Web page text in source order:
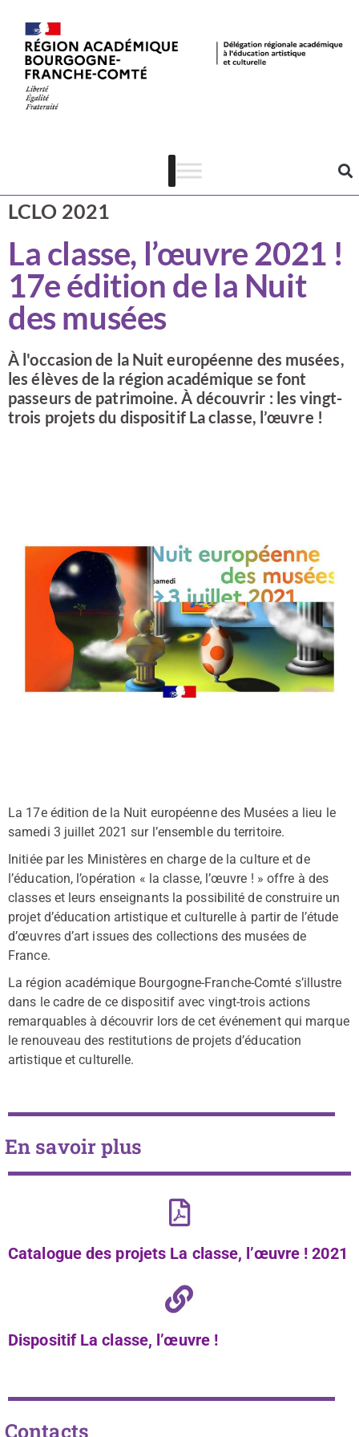
LCLO 2021
La classe, l’œuvre 2021 !
17e édition de la Nuit
des musées
À l'occasion de la Nuit européenne des musées,
les élèves de la région académique se font
passeurs de patrimoine. À découvrir : les vingt-
trois projets du dispositif La classe, l’œuvre !
La 17e édition de la Nuit européenne des Musées a lieu le
samedi 3 juillet 2021 sur l’ensemble du territoire.
Initiée par les Ministères en charge de la culture et de
l’éducation, l’opération « la classe, l’œuvre ! » offre à des
classes et leurs enseignants la possibilité de construire un
projet d’éducation artistique et culturelle à partir de l’étude
d’œuvres d’art issues des collections des musées de
France.
La région académique Bourgogne-Franche-Comté s’illustre
dans le cadre de ce dispositif avec vingt-trois actions
remarquables à découvrir lors de cet événement qui marque
le renouveau des restitutions de projets d’éducation
artistique et culturelle.
En savoir plus
Catalogue des projets La classe, l’œuvre ! 2021
Dispositif La classe, l’œuvre !
Contacts